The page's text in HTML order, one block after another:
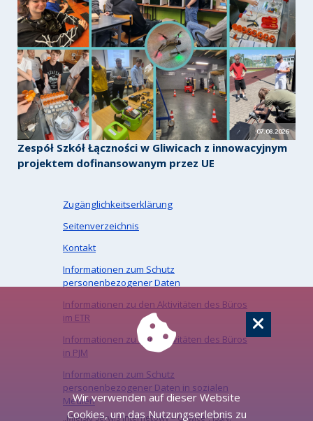
07.08.2026
Zespół Szkół Łączności w Gliwicach z innowacyjnym
projektem dofinansowanym przez UE
Zugänglichkeitserklärung
Seitenverzeichnis
Kontakt
Informationen zum Schutz
personenbezogener Daten
Informationen zu den Aktivitäten des Büros
im ETR
Informationen zu den Aktivitäten des Büros
in PJM
Informationen zum Schutz
personenbezogener Daten in sozialen
Medien
„Miejski Serwis Internetowy – Gliwice”, ISSN:
Wir verwenden auf dieser Website
Cookies, um das Nutzungserlebnis zu